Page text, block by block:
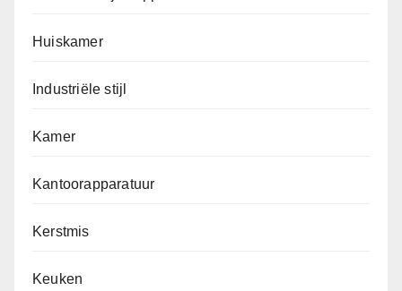
Huiskamer
Industriële stijl
Kamer
Kantoorapparatuur
Kerstmis
Keuken